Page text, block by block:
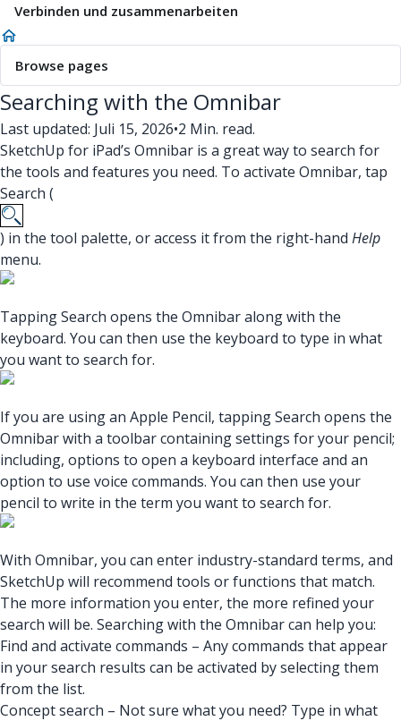
Verbinden und zusammenarbeiten
Browse pages
Searching with the Omnibar
Last updated: Juli 15, 2026•2 Min. read.
SketchUp for iPad’s Omnibar is a great way to search for
the tools and features you need. To activate Omnibar, tap
Search (
) in the tool palette, or access it from the right-hand Help
menu.
Tapping Search opens the Omnibar along with the
keyboard. You can then use the keyboard to type in what
you want to search for.
If you are using an Apple Pencil, tapping Search opens the
Omnibar with a toolbar containing settings for your pencil;
including, options to open a keyboard interface and an
option to use voice commands. You can then use your
pencil to write in the term you want to search for.
With Omnibar, you can enter industry-standard terms, and
SketchUp will recommend tools or functions that match.
The more information you enter, the more refined your
search will be. Searching with the Omnibar can help you:
Find and activate commands – Any commands that appear
in your search results can be activated by selecting them
from the list.
Concept search – Not sure what you need? Type in what